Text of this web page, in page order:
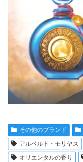
その他のブランド
アルベルト・モリヤス
オリエンタルの香り